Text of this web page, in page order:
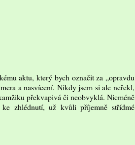
aktu, který bych označit za „opravdu
a nasvícení. Nikdy jsem si ale neřekl,
překvapivá či neobvyklá. Nicméně
zhlédnutí, už kvůli příjemně střídmé